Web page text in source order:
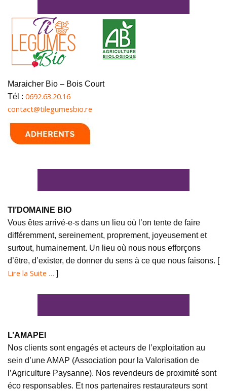
Maraicher Bio – Bois Court
Tél : 0692.63.20.16
contact@tilegumesbio.re
TI’DOMAINE BIO
Vous êtes arrivé-e-s dans un lieu où l’on tente de faire
différemment, sereinement, proprement, joyeusement et
surtout, humainement. Un lieu où nous nous efforçons
d’être, d’exister, de donner du sens à ce que nous faisons. [
Lire la Suite … ]
L’AMAPEI
Nos clients sont engagés et acteurs de l’exploitation au
sein d’une AMAP (Association pour la Valorisation de
l’Agriculture Paysanne). Nos revendeurs de proximité sont
éco responsables. Et nos partenaires restaurateurs sont